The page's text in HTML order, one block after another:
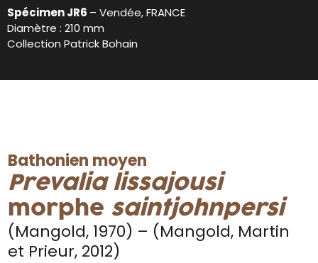
Spécimen JR6 – Vendée, FRANCE
Diamètre : 210 mm
Collection Patrick Bohain
Bathonien moyen
Prevalia lissajousi
morphe saintjohnpersi
(Mangold, 1970) – (Mangold, Martin
et Prieur, 2012)